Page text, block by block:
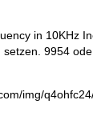
in 10KHz
9954
img/